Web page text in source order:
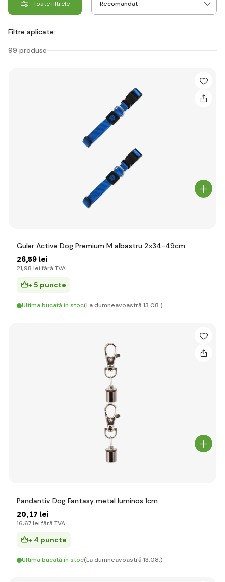
Toate filtrele
Filtre aplicate:
99 produse
Guler Active Dog Premium M albastru 2x34-49cm
26,59 lei
21,98 lei fără TVA
+ 5 puncte
Ultima bucată în stoc(La dumneavoastră 13.08.)
Pandantiv Dog Fantasy metal luminos 1cm
20,17 lei
16,67 lei fără TVA
+ 4 puncte
Ultima bucată în stoc(La dumneavoastră 13.08.)